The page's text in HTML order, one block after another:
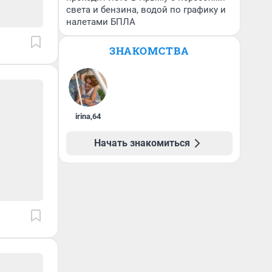
света и бензина, водой по графику и
налетами БПЛА
ЗНАКОМСТВА
irina,64
Начать знакомиться